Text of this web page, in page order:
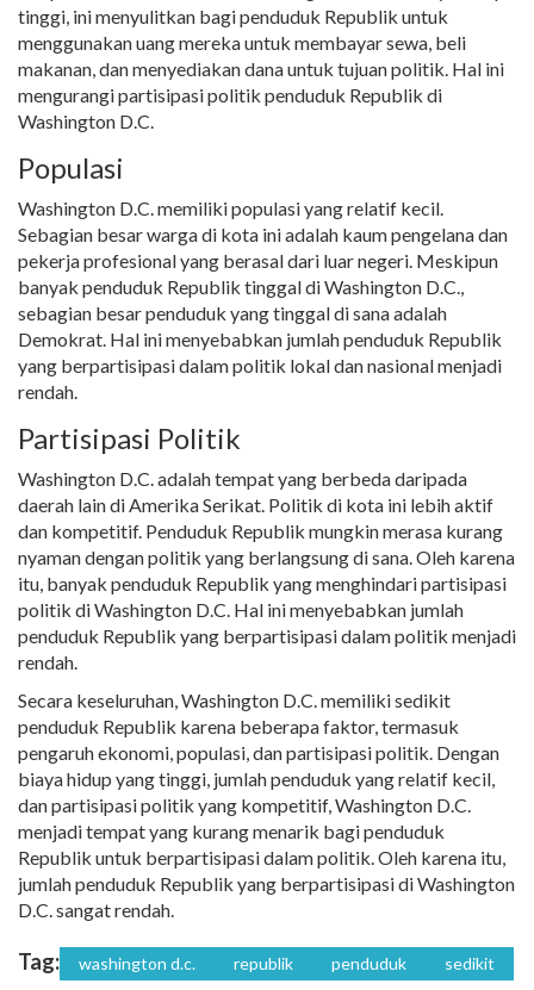
tinggi, ini menyulitkan bagi penduduk Republik untuk
menggunakan uang mereka untuk membayar sewa, beli
makanan, dan menyediakan dana untuk tujuan politik. Hal ini
mengurangi partisipasi politik penduduk Republik di
Washington D.C.
Populasi
Washington D.C. memiliki populasi yang relatif kecil.
Sebagian besar warga di kota ini adalah kaum pengelana dan
pekerja profesional yang berasal dari luar negeri. Meskipun
banyak penduduk Republik tinggal di Washington D.C.,
sebagian besar penduduk yang tinggal di sana adalah
Demokrat. Hal ini menyebabkan jumlah penduduk Republik
yang berpartisipasi dalam politik lokal dan nasional menjadi
rendah.
Partisipasi Politik
Washington D.C. adalah tempat yang berbeda daripada
daerah lain di Amerika Serikat. Politik di kota ini lebih aktif
dan kompetitif. Penduduk Republik mungkin merasa kurang
nyaman dengan politik yang berlangsung di sana. Oleh karena
itu, banyak penduduk Republik yang menghindari partisipasi
politik di Washington D.C. Hal ini menyebabkan jumlah
penduduk Republik yang berpartisipasi dalam politik menjadi
rendah.
Secara keseluruhan, Washington D.C. memiliki sedikit
penduduk Republik karena beberapa faktor, termasuk
pengaruh ekonomi, populasi, dan partisipasi politik. Dengan
biaya hidup yang tinggi, jumlah penduduk yang relatif kecil,
dan partisipasi politik yang kompetitif, Washington D.C.
menjadi tempat yang kurang menarik bagi penduduk
Republik untuk berpartisipasi dalam politik. Oleh karena itu,
jumlah penduduk Republik yang berpartisipasi di Washington
D.C. sangat rendah.
Tag: washington d.c. republik penduduk sedikit